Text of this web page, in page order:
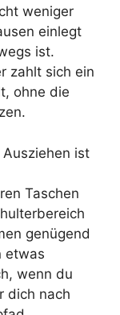
weniger
einlegt
ist.
zahlt sich ein
ohne die
ist
Taschen
genügend
etwas
wenn du
dich nach